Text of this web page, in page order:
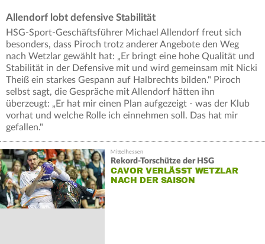
Allendorf lobt defensive Stabilität
HSG-Sport-Geschäftsführer Michael Allendorf freut sich
besonders, dass Piroch trotz anderer Angebote den Weg
nach Wetzlar gewählt hat: „Er bringt eine hohe Qualität und
Stabilität in der Defensive mit und wird gemeinsam mit Nicki
Theiß ein starkes Gespann auf Halbrechts bilden." Piroch
selbst sagt, die Gespräche mit Allendorf hätten ihn
überzeugt: „Er hat mir einen Plan aufgezeigt - was der Klub
vorhat und welche Rolle ich einnehmen soll. Das hat mir
gefallen."
Rekord-Torschütze der HSG
CAVOR VERLÄSST WETZLAR
NACH DER SAISON